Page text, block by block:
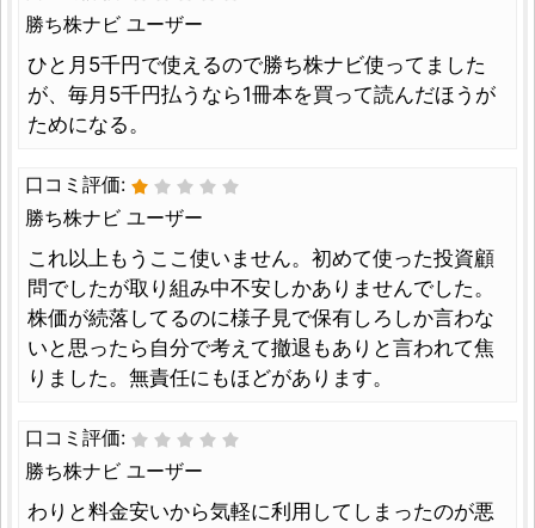
勝ち株ナビ ユーザー
ひと月5千円で使えるので勝ち株ナビ使ってました
が、毎月5千円払うなら1冊本を買って読んだほうが
ためになる。
口コミ評価:
勝ち株ナビ ユーザー
これ以上もうここ使いません。初めて使った投資顧
問でしたが取り組み中不安しかありませんでした。
株価が続落してるのに様子見で保有しろしか言わな
いと思ったら自分で考えて撤退もありと言われて焦
りました。無責任にもほどがあります。
口コミ評価:
勝ち株ナビ ユーザー
わりと料金安いから気軽に利用してしまったのが悪